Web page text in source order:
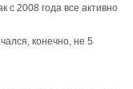
с 2008 года все активно
конечно, не 5